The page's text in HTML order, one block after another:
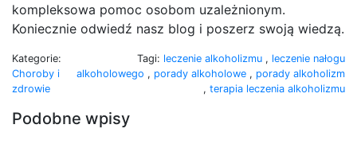
kompleksowa pomoc osobom uzależnionym.
Koniecznie odwiedź nasz blog i poszerz swoją wiedzą.
Kategorie:
Choroby i
zdrowie
Tagi: leczenie alkoholizmu , leczenie nałogu
alkoholowego , porady alkoholowe , porady alkoholizm
, terapia leczenia alkoholizmu
Podobne wpisy